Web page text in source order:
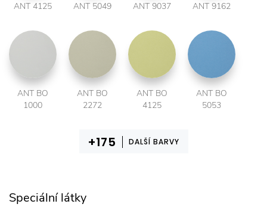
ANT 4125 ANT 5049 ANT 9037 ANT 9162
ANT BO
1000
ANT BO
2272
ANT BO
4125
ANT BO
5053
DALŠÍ BARVY
Speciální látky